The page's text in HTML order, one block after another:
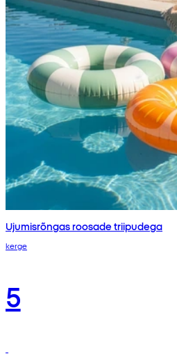
Ujumisrõngas roosade triipudega
kerge
5